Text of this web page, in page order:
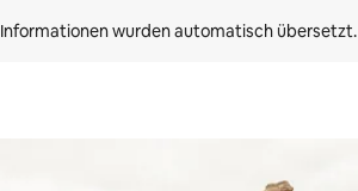
Informationen wurden automatisch übersetzt.